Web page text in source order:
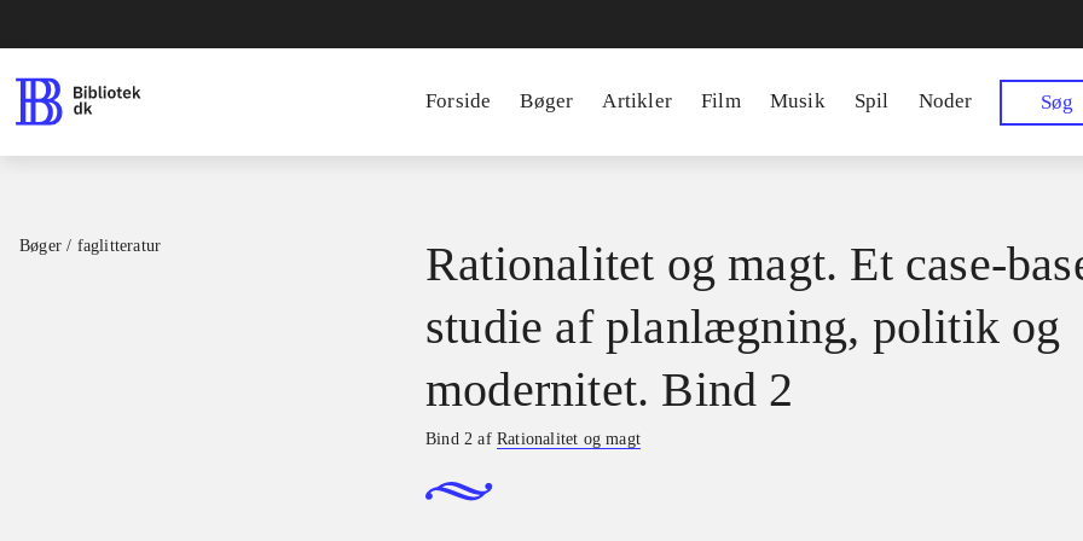
Forside Bøger Artikler Film Musik Spil Noder Søg
Bøger / faglitteratur
Rationalitet og magt. Et case-
studie af planlægning, politik og
modernitet. Bind 2
Bind 2 afRationalitet og magt